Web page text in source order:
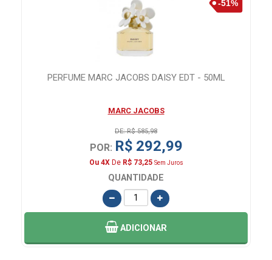
PERFUME MARC JACOBS DAISY EDT - 50ML
MARC JACOBS
DE: R$ 585,98
POR: R$ 292,99
Ou 4XDe R$ 73,25 Sem Juros
QUANTIDADE
ADICIONAR